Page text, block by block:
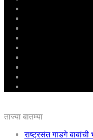
ताज्या बातम्या
राष्ट्रसंत गाडगे